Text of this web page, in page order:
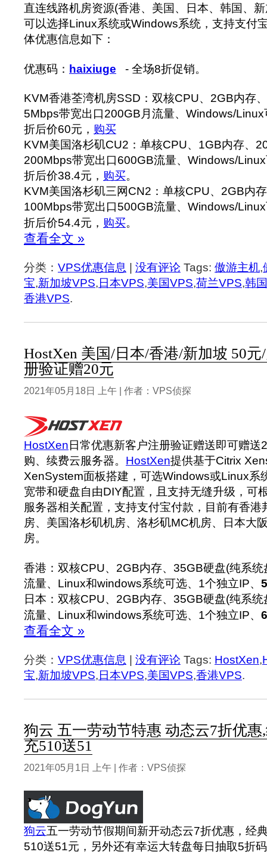
直连线路机房资源(香港、美国、日本、韩国、
可以选择Linux系统或Windows系统，支持支付
体优惠信息如下：
优惠码： haixiuge - 全场8折促销。
KVM香港荃湾机房SSD：双核CPU、2GB内存
5Mbps带宽出口200GB月流量、Windows/Linux
折后价60元， 购买
KVM美国洛杉矶CU2：单核CPU、1GB内存、
200Mbps带宽出口600GB流量、Windows/
折后价38.4元， 购买。
KVM美国洛杉矶三网CN2：单核CPU、2GB内
100Mbps带宽出口500GB流量、Windows/
折后价54.4元， 购买。
查看全文 »
分类： VPS优惠信息 没有评论 Tags: 傲游主机,
宝,新加坡VPS, 日本VPS,美国VPS,荷兰VPS,韩
香港VPS.
HostXen 美国/日本/香港/新加坡 50
册验证赠20元
2021年05月18日 上午 | 作者：VPS侦探
HostXen 日常优惠新客户注册验证赠送即可赠
购、续费云服务器。 HostXen提供基于Citrix
XenSystem面板搭建，可选Windows或Linux系
宽带和硬盘自由DIY配置，且支持无缝升级，可
服务器相关配置，支持支付宝付款，目前有香港
房、美国洛杉矶机房、洛杉矶MC机房、日本大
房。
香港：双核CPU、2GB内存、35GB硬盘(纯系
流量、Linux和windows系统可选、1个独立IP、
日本：双核CPU、2GB内存、35GB硬盘(纯系
流量、Linux和windows系统可选、1个独立IP、
查看全文 »
分类： VPS优惠信息 没有评论 Tags: HostXen,
宝,新加坡VPS, 日本VPS,美国VPS,香港VPS.
狗云 五一劳动节特惠 动态云7折优
充510送51
2021年05月1日 上午 | 作者：VPS侦探
狗云五一劳动节假期间新开动态云7折优惠，经
510送51元，另外还有幸运大转盘每日抽取5折